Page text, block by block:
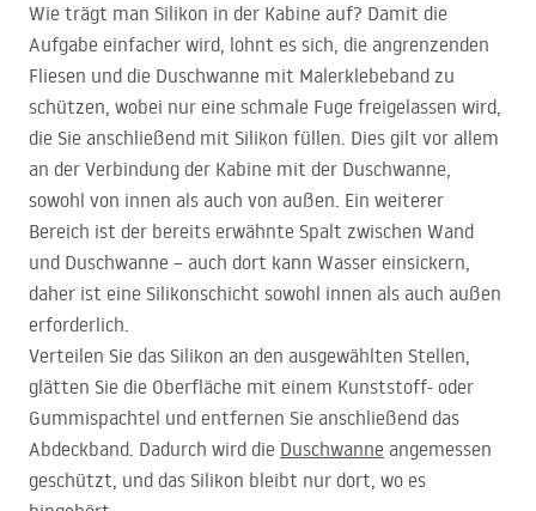
Wie trägt man Silikon in der Kabine auf? Damit die
Aufgabe einfacher wird, lohnt es sich, die angrenzenden
Fliesen und die Duschwanne mit Malerklebeband zu
schützen, wobei nur eine schmale Fuge freigelassen wird,
die Sie anschließend mit Silikon füllen. Dies gilt vor allem
an der Verbindung der Kabine mit der Duschwanne,
sowohl von innen als auch von außen. Ein weiterer
Bereich ist der bereits erwähnte Spalt zwischen Wand
und Duschwanne – auch dort kann Wasser einsickern,
daher ist eine Silikonschicht sowohl innen als auch außen
erforderlich.
Verteilen Sie das Silikon an den ausgewählten Stellen,
glätten Sie die Oberfläche mit einem Kunststoff- oder
Gummispachtel und entfernen Sie anschließend das
Abdeckband. Dadurch wird die Duschwanne angemessen
geschützt, und das Silikon bleibt nur dort, wo es